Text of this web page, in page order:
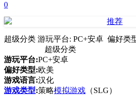
0
超级分类 游玩平台: PC+安卓 偏好类
超级分类
游玩平台:PC+安卓
偏好类型:欧美
游戏语言:汉化
游戏类型:策略模拟游戏 （SLG）